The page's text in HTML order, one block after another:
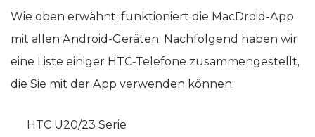
Wie oben erwähnt, funktioniert die MacDroid-App
mit allen Android-Geräten. Nachfolgend haben wir
eine Liste einiger HTC-Telefone zusammengestellt,
die Sie mit der App verwenden können:
HTC U20/23 Serie